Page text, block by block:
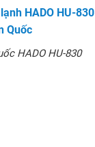
HADO HU-830
Quốc
HADO HU-830